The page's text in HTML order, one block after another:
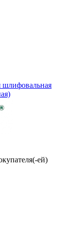
шлифовальная
ей)